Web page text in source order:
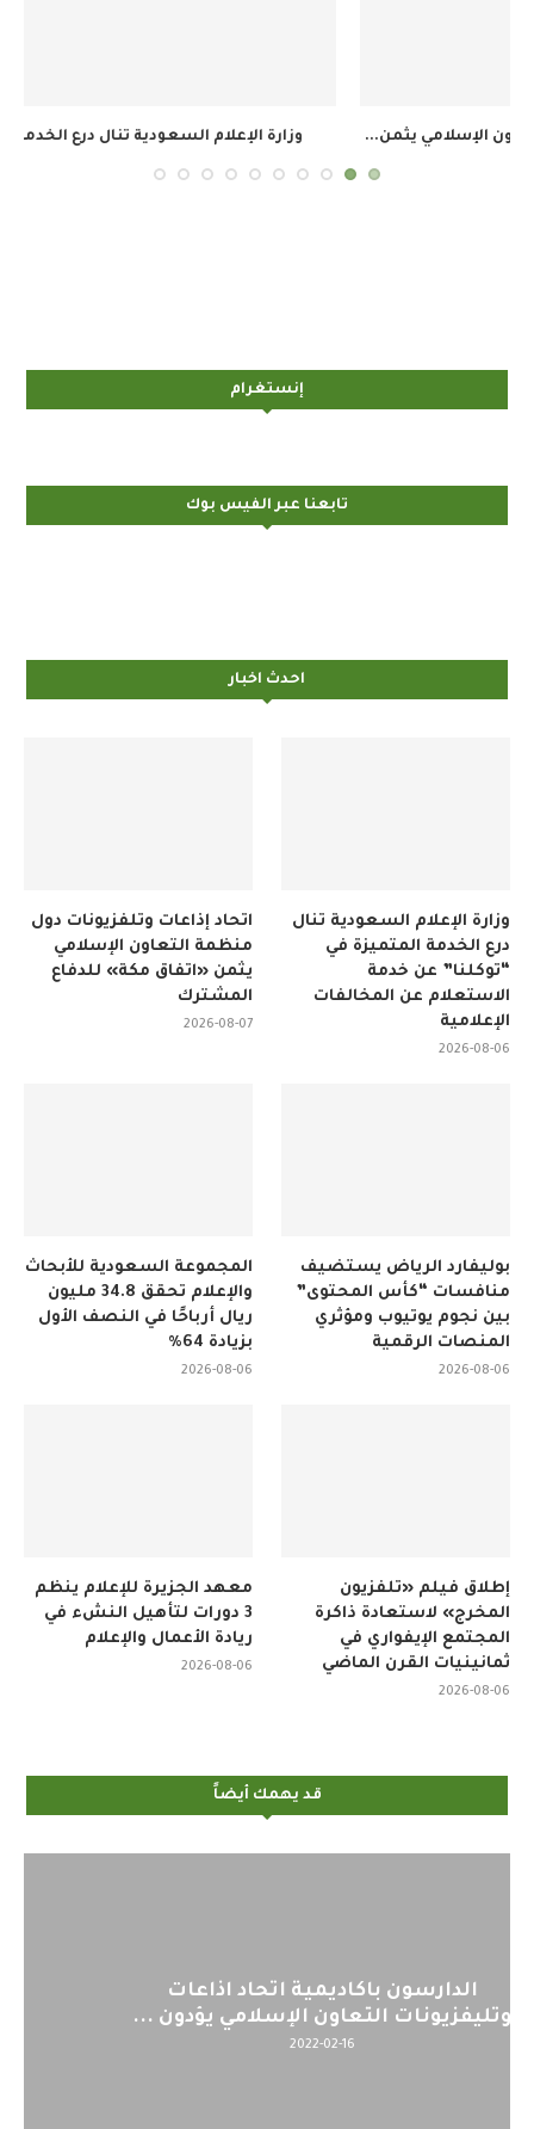
وزارة الإعلام السعودية تنال درع الخدمة المتميزة في...
إنستغرام
تابعنا عبر الفيس بوك
احدث اخبار
اتحاد إذاعات وتلفزيونات دول
منظمة التعاون الإسلامي
يثمن «اتفاق مكة» للدفاع
المشترك
2026-08-07
وزارة الإعلام السعودية تنال
درع الخدمة المتميزة في
“توكلنا” عن خدمة
الاستعلام عن المخالفات
الإعلامية
2026-08-06
المجموعة السعودية للأبحاث
والإعلام تحقق 34.8 مليون
ريال أرباحًا في النصف الأول
بزيادة 64%
2026-08-06
بوليفارد الرياض يستضيف
منافسات “كأس المحتوى”
بين نجوم يوتيوب ومؤثري
المنصات الرقمية
2026-08-06
معهد الجزيرة للإعلام ينظم
3 دورات لتأهيل النشء في
ريادة الأعمال والإعلام
2026-08-06
إطلاق فيلم «تلفزيون
المخرج» لاستعادة ذاكرة
المجتمع الإيفواري في
ثمانينيات القرن الماضي
2026-08-06
قد يهمك أيضاً
اليوم : المشاركة بالاجتماع التحضيري
لمنظمي قمة اسيا...